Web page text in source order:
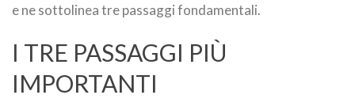
e ne sottolinea tre passaggi fondamentali.
I TRE PASSAGGI PIÙ
IMPORTANTI